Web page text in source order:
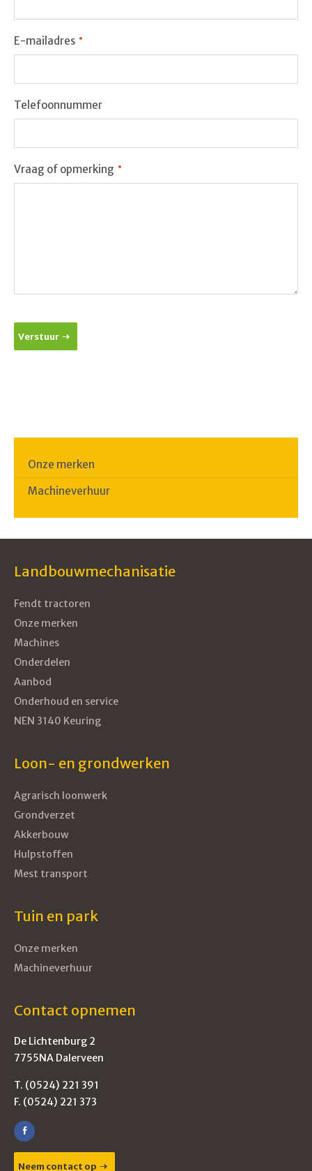
E-mailadres
Telefoonnummer
Vraag of opmerking
Verstuur
Onze merken
Machineverhuur
Landbouwmechanisatie
Fendt tractoren
Onze merken
Machines
Onderdelen
Aanbod
Onderhoud en service
NEN 3140 Keuring
Loon- en grondwerken
Agrarisch loonwerk
Grondverzet
Akkerbouw
Hulpstoffen
Mest transport
Tuin en park
Onze merken
Machineverhuur
Contact opnemen
De Lichtenburg 2
7755NA Dalerveen
T. (0524) 221 391
F. (0524) 221 373
Neem contact op